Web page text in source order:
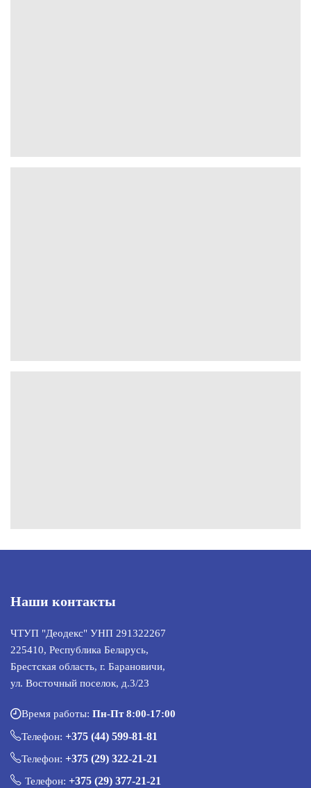
Наши контакты
ЧТУП "Деодекс" УНП 291322267
225410, Республика Беларусь,
Брестская область, г. Барановичи,
ул. Восточный поселок, д.3/23
Время работы: Пн-Пт 8:00-17:00
Телефон: +375 (44) 599-81-81
Телефон: +375 (29) 322-21-21
Телефон: +375 (29) 377-21-21